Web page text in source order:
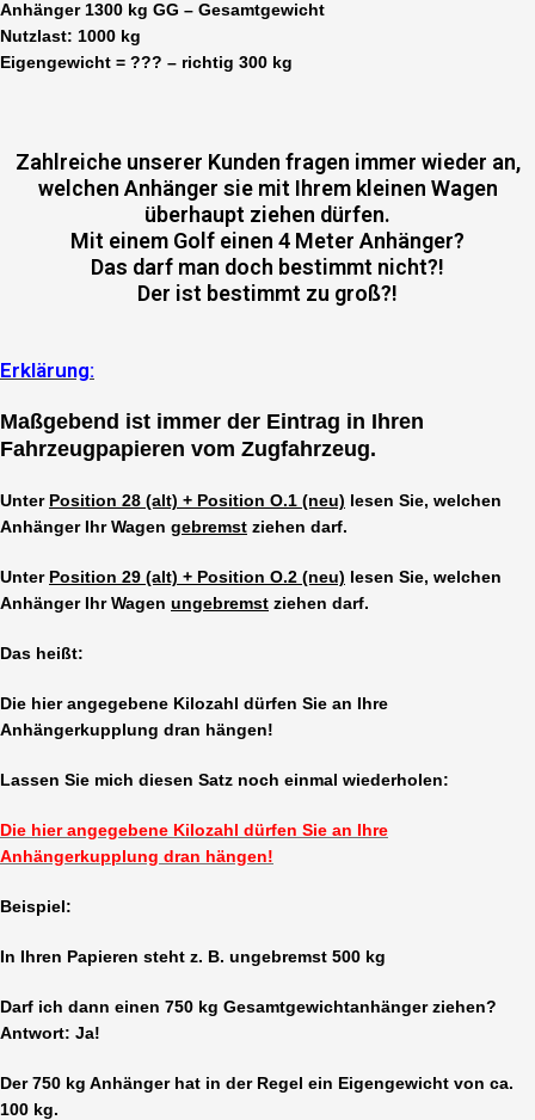
Anhänger 1300 kg GG – Gesamtgewicht
Nutzlast: 1000 kg
Eigengewicht = ??? – richtig 300 kg
Zahlreiche unserer Kunden fragen immer wieder an,
welchen Anhänger sie mit Ihrem kleinen Wagen
überhaupt ziehen dürfen.
Mit einem Golf einen 4 Meter Anhänger?
Das darf man doch bestimmt nicht?!
Der ist bestimmt zu groß?!
Erklärung:
Maßgebend ist immer der Eintrag in Ihren
Fahrzeugpapieren vom Zugfahrzeug.
Unter Position 28 (alt) + Position O.1 (neu) lesen Sie, welchen
Anhänger Ihr Wagen gebremst ziehen darf.
Unter Position 29 (alt) + Position O.2 (neu) lesen Sie, welchen
Anhänger Ihr Wagen ungebremst ziehen darf.
Das heißt:
Die hier angegebene Kilozahl dürfen Sie an Ihre
Anhängerkupplung dran hängen!
Lassen Sie mich diesen Satz noch einmal wiederholen:
Die hier angegebene Kilozahl dürfen Sie an Ihre
Anhängerkupplung dran hängen!
Beispiel:
In Ihren Papieren steht z. B. ungebremst 500 kg
Darf ich dann einen 750 kg Gesamtgewichtanhänger ziehen?
Antwort: Ja!
Der 750 kg Anhänger hat in der Regel ein Eigengewicht von ca.
100 kg.